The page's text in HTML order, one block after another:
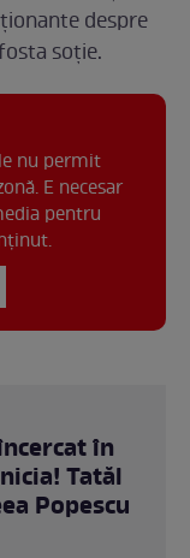
despre
soție.
nu permit
E necesar
pentru
în
Tatăl
Popescu